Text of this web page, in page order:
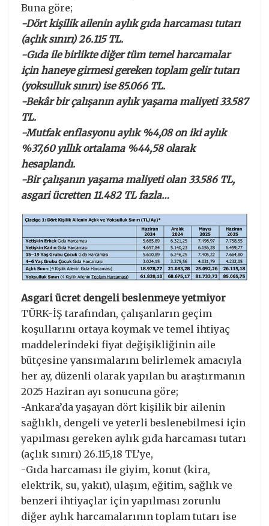
Buna göre;
-Dört kişilik ailenin aylık gıda harcaması tutarı
(açlık sınırı) 26.115 TL.
-Gıda ile birlikte diğer tüm temel harcamalar
için haneye girmesi gereken toplam gelir tutarı
(yoksulluk sınırı) ise 85.066 TL.
-Bekâr bir çalışanın aylık yaşama maliyeti 33.587
TL.
-Mutfak enflasyonu aylık %4,08 on iki aylık
%37,60 yıllık ortalama %44,58 olarak
hesaplandı.
-Bir çalışanın yaşama maliyeti olan 33.586 TL,
asgari ücretten 11.482 TL fazla…
Asgari ücret dengeli beslenmeye yetmiyor
TÜRK-İŞ tarafından, çalışanların geçim
koşullarını ortaya koymak ve temel ihtiyaç
maddelerindeki fiyat değişikliğinin aile
bütçesine yansımalarını belirlemek amacıyla
her ay, düzenli olarak yapılan bu araştırmanın
2025 Haziran ayı sonucuna göre;
-Ankara’da yaşayan dört kişilik bir ailenin
sağlıklı, dengeli ve yeterli beslenebilmesi için
yapılması gereken aylık gıda harcaması tutarı
(açlık sınırı) 26.115,18 TL’ye,
-Gıda harcaması ile giyim, konut (kira,
elektrik, su, yakıt), ulaşım, eğitim, sağlık ve
benzeri ihtiyaçlar için yapılması zorunlu
diğer aylık harcamalarının toplam tutarı ise